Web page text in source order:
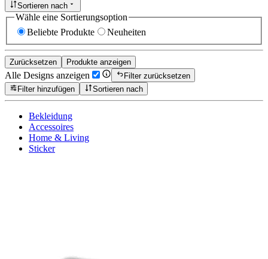
Sortieren nach
Wähle eine Sortierungsoption
Beliebte Produkte
Neuheiten
Zurücksetzen Produkte anzeigen
Alle Designs anzeigen
Filter zurücksetzen
Filter hinzufügen
Sortieren nach
Bekleidung
Accessoires
Home & Living
Sticker